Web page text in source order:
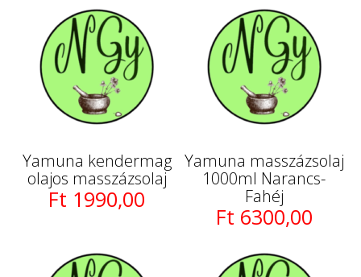
Yamuna kendermag
olajos masszázsolaj
Ft 1990,00
Yamuna masszázsolaj
1000ml Narancs-
Fahéj
Ft 6300,00